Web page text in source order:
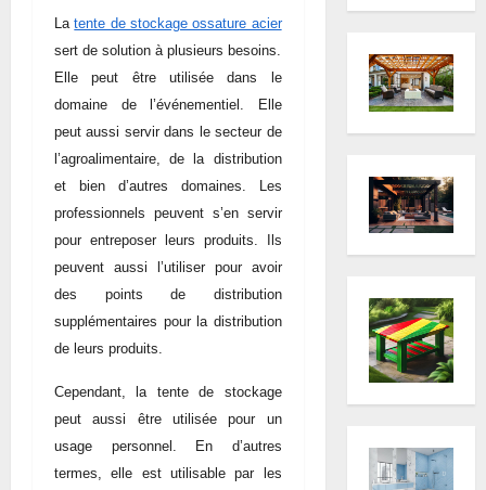
Latente de stockage ossature acier
sert de solution à plusieurs besoins.
Elle peut être utilisée dans le
domaine de l’événementiel. Elle
peut aussi servir dans le secteur de
l’agroalimentaire, de la distribution
et bien d’autres domaines. Les
professionnels peuvent s’en servir
pour entreposer leurs produits. Ils
peuvent aussi l’utiliser pour avoir
des points de distribution
supplémentaires pour la distribution
de leurs produits.
Cependant, la tente de stockage
peut aussi être utilisée pour un
usage personnel. En d’autres
termes, elle est utilisable par les